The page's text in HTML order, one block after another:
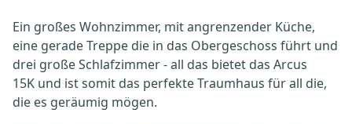
Ein großes Wohnzimmer, mit angrenzender Küche,
eine gerade Treppe die in das Obergeschoss führt und
drei große Schlafzimmer - all das bietet das Arcus
15K und ist somit das perfekte Traumhaus für all die,
die es geräumig mögen.